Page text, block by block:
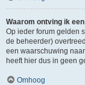
Waarom ontving ik
Op ieder forum gelden
de beheerder)
een waarschuwing
heeft hier dus in geen
Omhoog